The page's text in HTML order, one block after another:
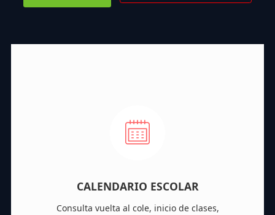
CALENDARIO ESCOLAR
Consulta vuelta al cole, inicio de clases,